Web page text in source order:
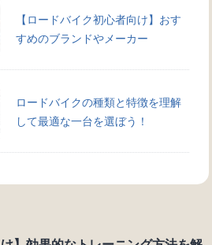
【ロードバイク初心者向け】おす
すめのブランドやメーカー
ロードバイクの種類と特徴を理解
して最適な一台を選ぼう！